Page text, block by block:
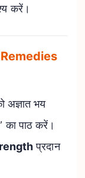
करें।
अज्ञात भय
पाठ करें।
प्रदान